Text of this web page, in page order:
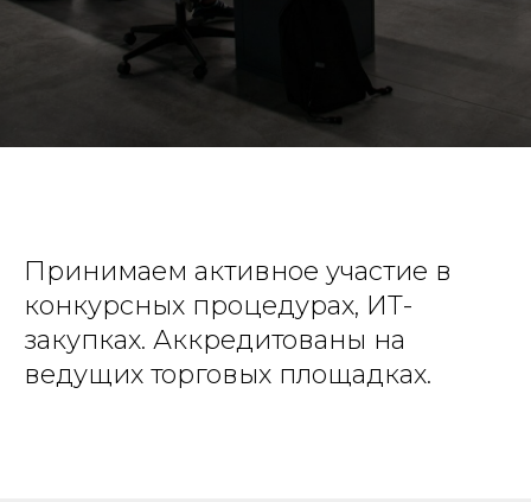
Принимаем активное участие в
конкурсных процедурах, ИТ-
закупках. Аккредитованы на
ведущих торговых площадках.